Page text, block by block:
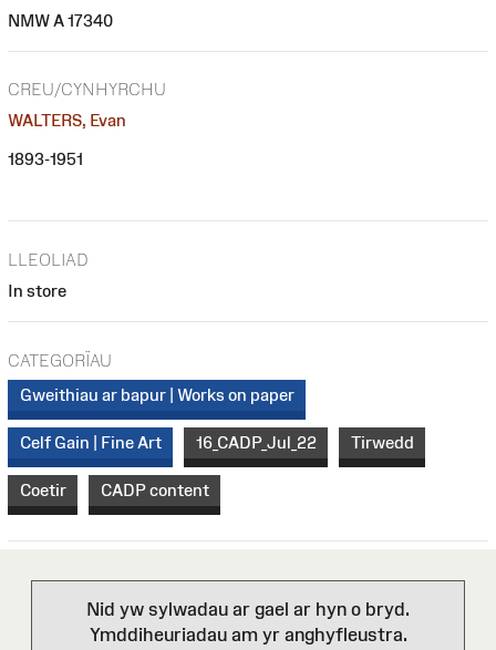
NMW A 17340
CREU/CYNHYRCHU
WALTERS, Evan
1893-1951
LLEOLIAD
In store
CATEGORÏAU
Gweithiau ar bapur | Works on paper
Celf Gain | Fine Art 16_CADP_Jul_22 Tirwedd
Coetir CADP content
Nid yw sylwadau ar gael ar hyn o bryd.
Ymddiheuriadau am yr anghyfleustra.